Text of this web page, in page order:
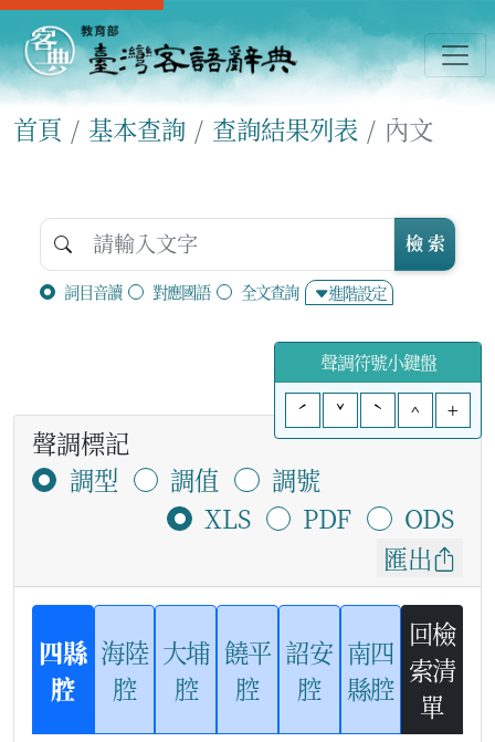
首頁 基本查詢 查詢結果列表 內文
詞目音讀 對應國語 全文查詢 進階設定
檢 索
聲調符號小鍵盤
ˊ
ˇ ˋ ^ +
聲調標記
調型
調值
調號
XLS
PDF
ODS
匯出
四縣
腔
海陸
腔
大埔
腔
饒平
腔
詔安
腔
南四
縣腔
回檢
索清
單